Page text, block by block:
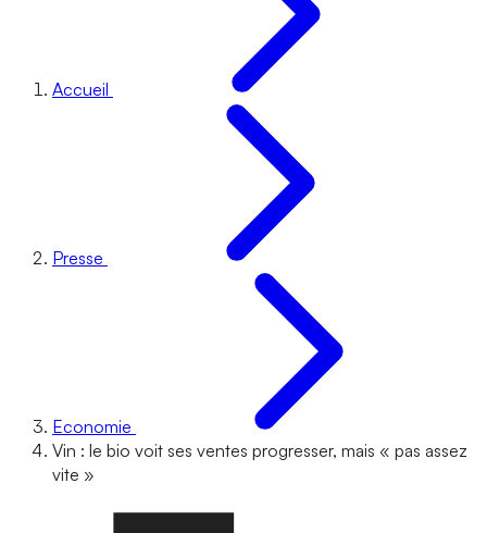
Accueil
Presse
Economie
Vin : le bio voit ses ventes progresser, mais « pas assez
vite »